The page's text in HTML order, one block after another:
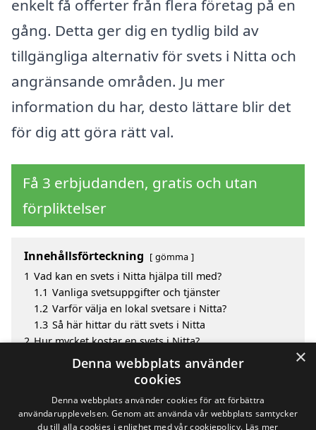
enkelt få offerter från flera företag på en
gång. Detta ger dig en tydlig bild av
tillgängliga alternativ för svets i Nitta och
angränsande områden. Ju mer
information du har, desto lättare blir det
för dig att göra rätt val.
Få 3 erbjudanden, gratis och utan
förpliktelser
Innehållsförteckning gömma
1 Vad kan en svets i Nitta hjälpa till med?
1.1 Vanliga svetsuppgifter och tjänster
1.2 Varför välja en lokal svetsare i Nitta?
1.3 Så här hittar du rätt svets i Nitta
2 Hur mycket kostar en svets i Nitta?
Fördelar med att välja svets i Nitta
Sök efter en skicklig svets i de omgivande städerna
×
Denna webbplats använder
cookies
Denna webbplats använder cookies för att förbättra
användarupplevelsen. Genom att använda vår webbplats samtycker
du till alla cookies i enlighet med vår cookiepolicy. Läs mer